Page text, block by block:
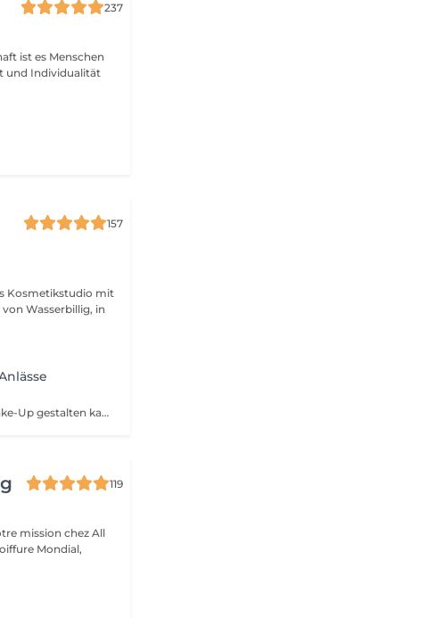
237
und Individualität
157
Kosmetikstudio mit
Wasserbillig, in
Lerne wie an du dir selber ein typgerechtes Make-Up gestalten kannst! Unter meiner Anleitung erstellst du einen typgerechten Make-Up Look. Wenn du möchtest, analysieren wir deine Make-Up Bag ebenfalls & schauen, was wie funktioniert. Bei dem normalen Coaching arbeiten wir ausschließlich mit meinen Make-Up Empfehlungen, daher dauert dieses Coaching etwas weniger lang. Erscheine gerne ungeschminkt.
119
Mondial,